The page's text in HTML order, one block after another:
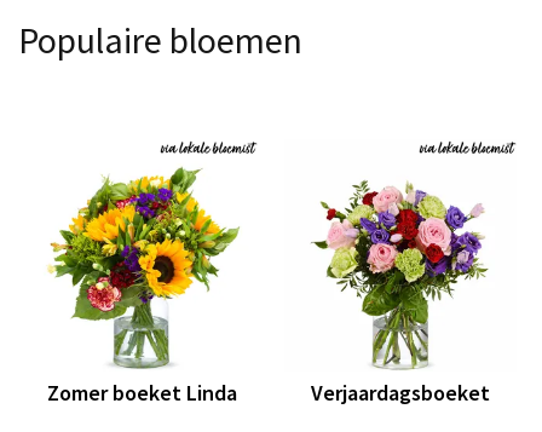
Populaire bloemen
Zomer boeket Linda Verjaardagsboeket